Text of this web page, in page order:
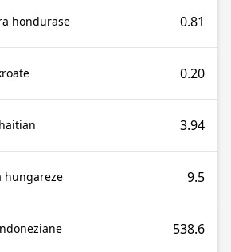
hondurase 0.81
0.20
3.94
hungareze 9.5
538.6